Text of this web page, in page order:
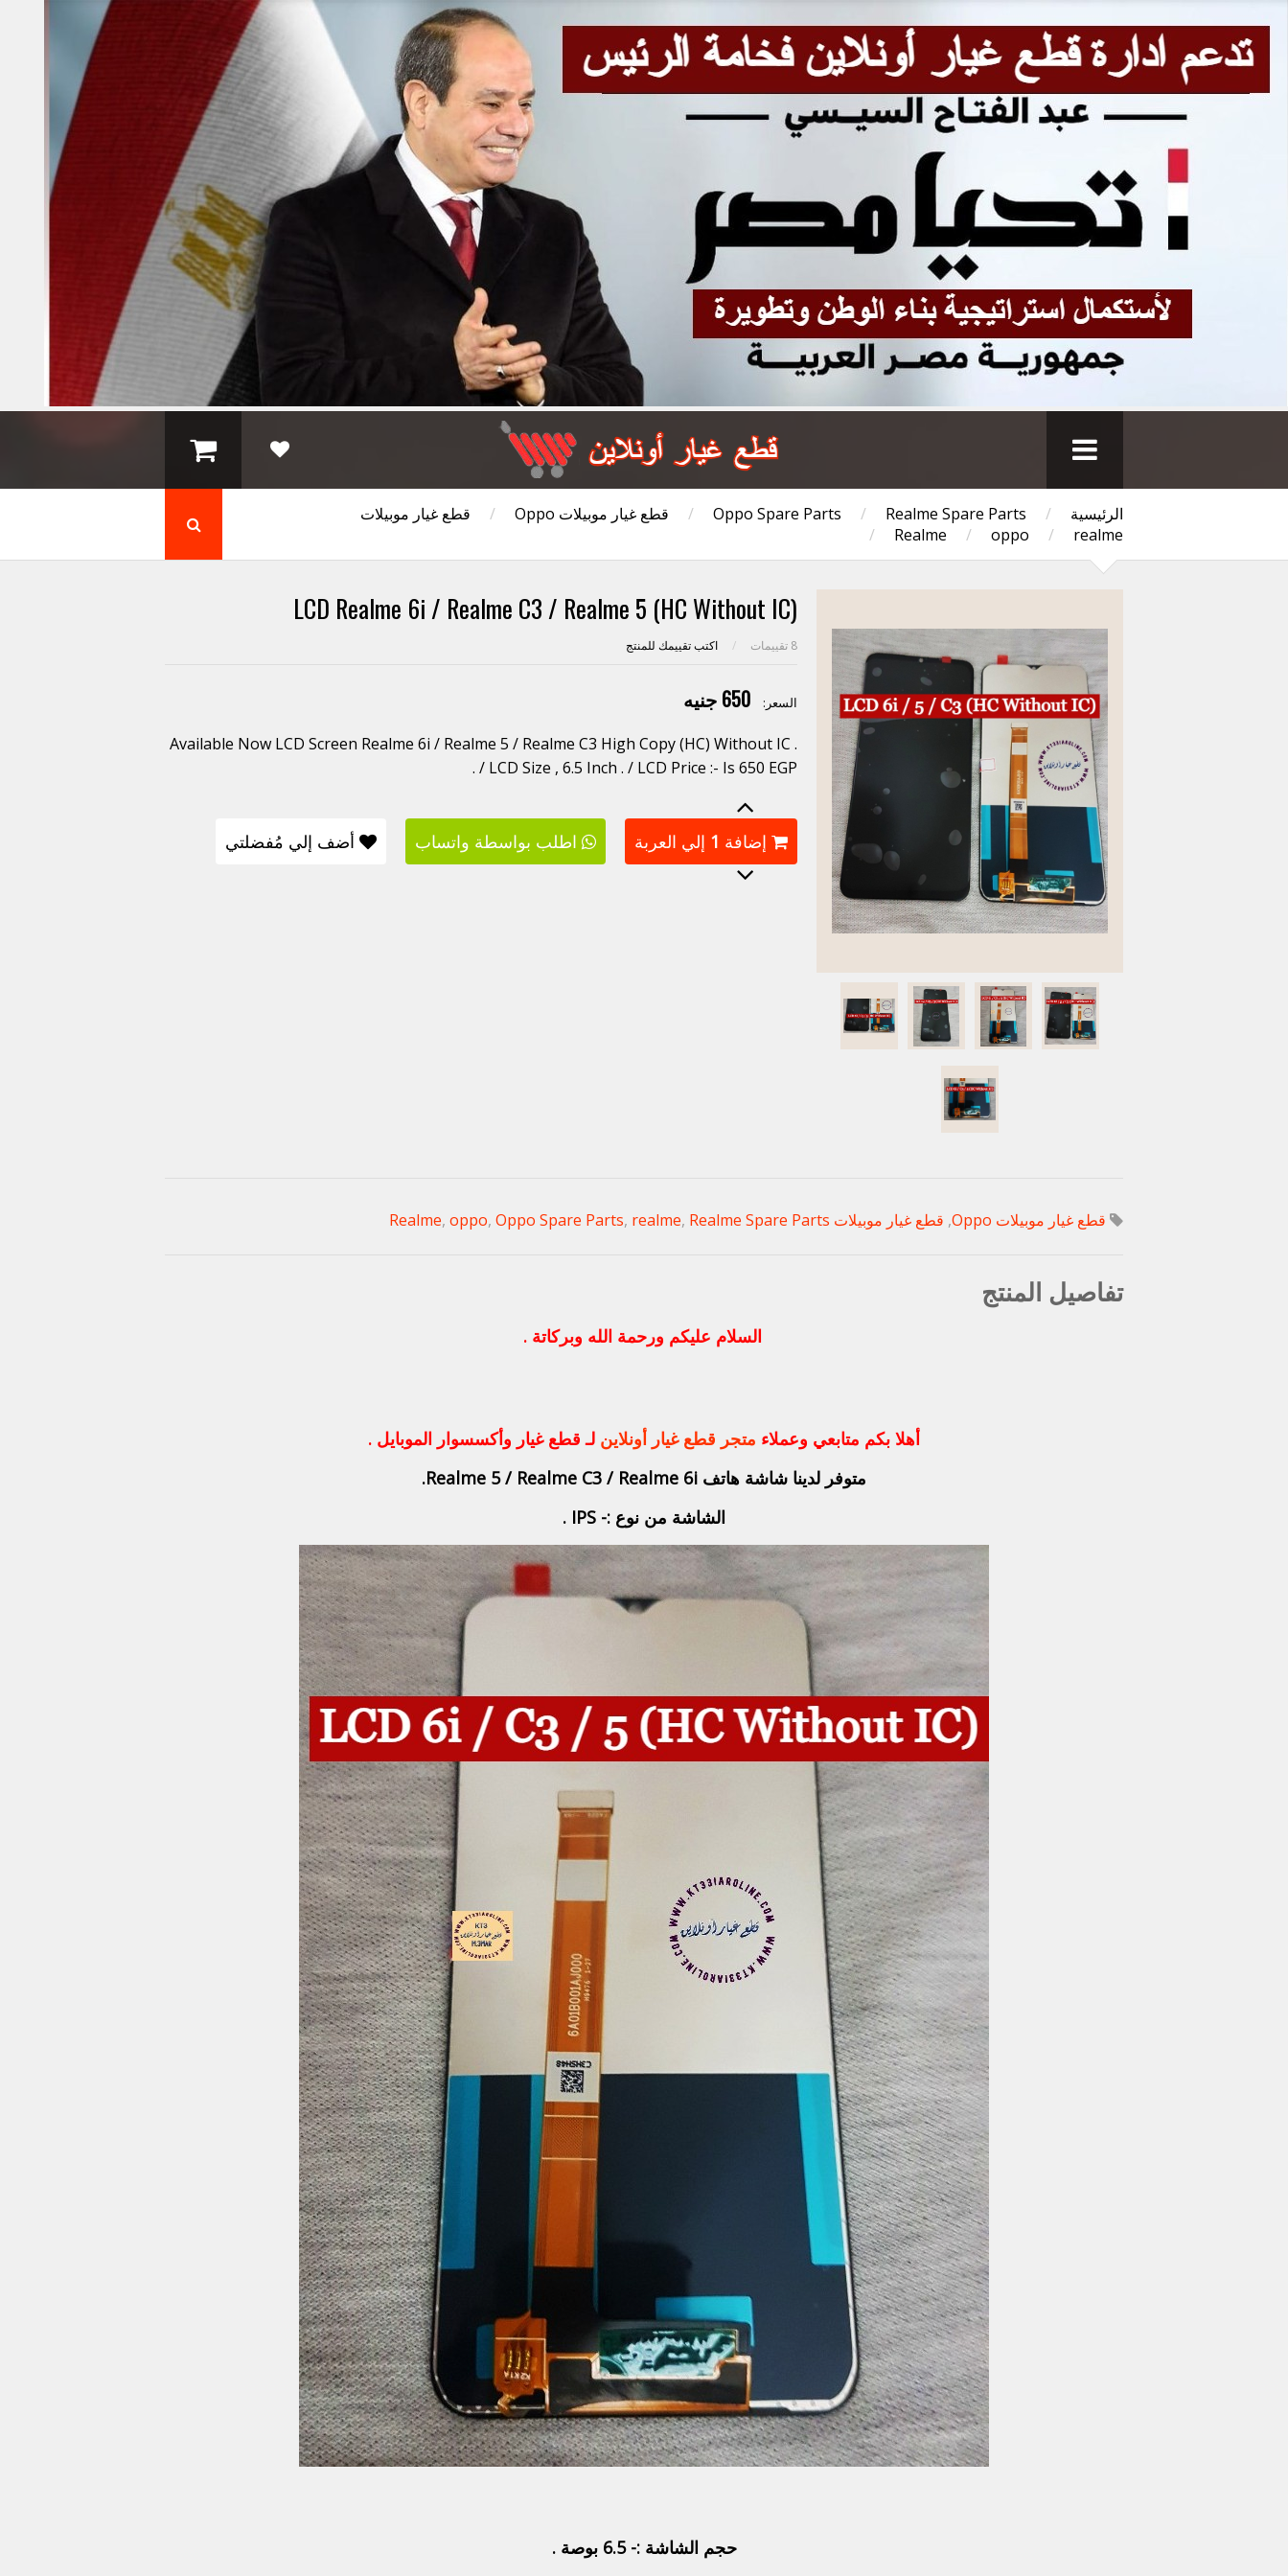
الرئيسية /
Oppo Spare Parts / Realme Spare Parts
/ قطع غيار موبيلات Oppo /
قطع غيار موبيلات
Realme
/ oppo / realme
/
LCD Realme 6i / Realme C3 / Realme 5 (HC Without IC)
8 تقييمات / اكتب تقييمك للمنتج
السعر: 650 جنيه
Available Now LCD Screen Realme 6i / Realme 5 / Realme C3 High Copy (HC) Without IC .
/ LCD Size , 6.5 Inch . / LCD Price :- Is 650 EGP .
إضافة 1 إلي العربة اطلب بواسطة واتساب أضف إلي مُفضلتي
قطع غيار موبيلات Oppo , قطع غيار موبيلات Realme , oppo, Oppo Spare Parts, realme, Realme Spare Parts
تفاصيل المنتج
السلام عليكم ورحمة الله وبركاتة .
أهلا بكم متابعي وعملاء متجر قطع غيار أونلاين لـ قطع غيار وأكسسوار الموبايل .
متوفر لدينا شاشة هاتف Realme 5 / Realme C3 / Realme 6i.
الشاشة من نوع :- IPS .
حجم الشاشة :- 6.5 بوصة .